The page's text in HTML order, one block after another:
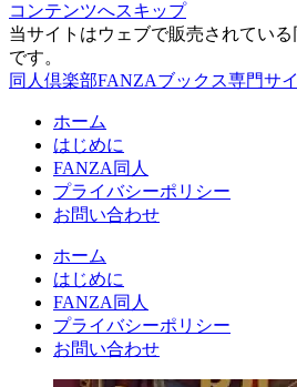
コンテンツへスキップ
当サイトはウェブで販売されてい
です。
同人倶楽部FANZAブックス専門サ
ホーム
はじめに
FANZA同人
プライバシーポリシー
お問い合わせ
ホーム
はじめに
FANZA同人
プライバシーポリシー
お問い合わせ